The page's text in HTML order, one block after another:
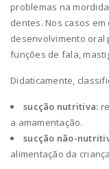
problemas na
dentes. Nos casos
desenvolvimento oral
funções de fala,
Didaticamente,
sucção nutritiva:
a amamentação.
sucção não-
alimentação da